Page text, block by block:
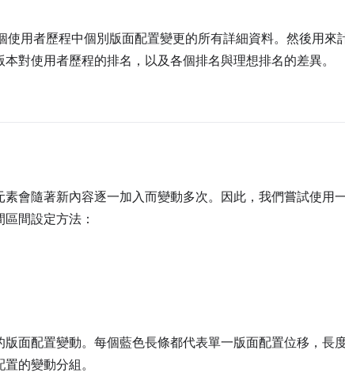
用者歷程中個別版面配置變更的所有詳細資料。然後用來
對使用者歷程的排名，以及各個排名與理想排名的差異。
會隨著新內容逐一加入而變動多次。因此，我們嘗試使用
間設定方法：
面配置變動。每個藍色長條都代表單一版面配置位移，長
的變動分組。